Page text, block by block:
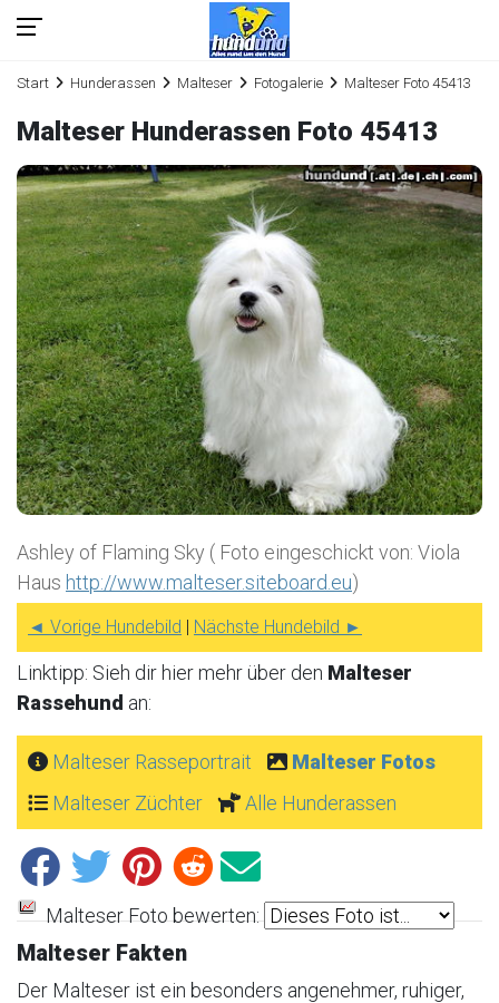
Start Hunderassen Malteser Fotogalerie Malteser Foto 45413
Malteser Hunderassen Foto 45413
Ashley of Flaming Sky ( Foto eingeschickt von: Viola
Haus http://www.malteser.siteboard.eu)
◄ Vorige Hundebild | Nächste Hundebild ►
Linktipp: Sieh dir hier mehr über den Malteser
Rassehund an:
Malteser Rasseportrait
Malteser Fotos
Malteser Züchter
Alle Hunderassen
Malteser Foto bewerten:
Malteser Fakten
Der Malteser ist ein besonders angenehmer, ruhiger,